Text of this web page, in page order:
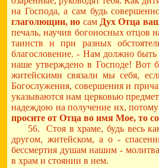
на Господа, а сам будь
глаголющии, но сам Дух Отца
печаль, научив богоносных отцов
таинств и при разных
благословение. - Нам должно быть
наше утверждено в Господе! Вот
житейскими связали мы себя,
Богослужения, совершения и
указываются нам церковью
надеждою на получение их,
просите от Отца во имя Мое, то
56. Стоя в храме, будь весь как
другом, житейском, а о -
бессмертия душам нашим -
в храм и стоянии в нем.